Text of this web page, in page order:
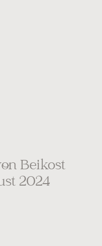
Beikost
2024